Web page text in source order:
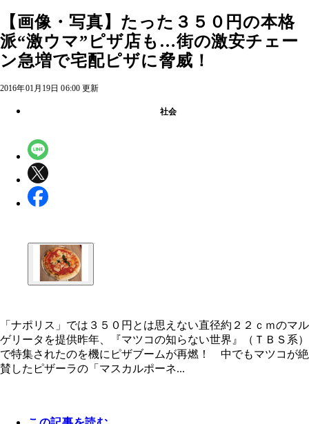
【画像・写真】たった３５０円の本格
派“激ウマ”ピザ店も…街の激安チェー
ン急増で宅配ピザに脅威！
2016年01月19日 06:00 更新
社会
「ナポリス」では３５０円とは思えない直径約２
のマルゲリータを提供
「ナポリス」では３５０円とは思えない直径約２２ｃｍのマル
ゲリータを提供昨年、『マツコの知らない世界』（ＴＢＳ系）
で特集されたのを機にピザブームが再燃！ 中でもマツコが絶
賛したピザーラの「マスカルポーネ...